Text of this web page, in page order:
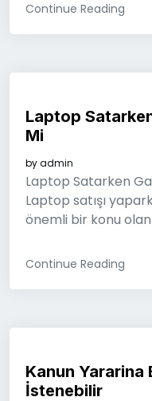
Continue Reading
Laptop
Mi
byadmin
Laptop Satarken
Laptop satışı
önemli bir konu
Continue Reading
Kanun Yararina
İstenebilir